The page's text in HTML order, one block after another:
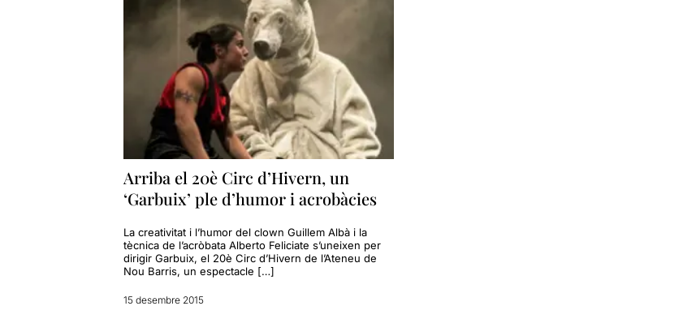
Arriba el 20è Circ d’Hivern, un
‘Garbuix’ ple d’humor i acrobàcies
La creativitat i l’humor del clown Guillem Albà i la
tècnica de l’acròbata Alberto Feliciate s’uneixen per
dirigir Garbuix, el 20è Circ d’Hivern de l’Ateneu de
Nou Barris, un espectacle […]
15 desembre 2015